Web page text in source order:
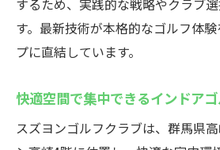
するため、実践的な戦略やクラブ
す。最新技術が本格的なゴルフ体
プに直結しています。
快適空間で集中できるインドア
スズヨンゴルフクラブは、群馬県